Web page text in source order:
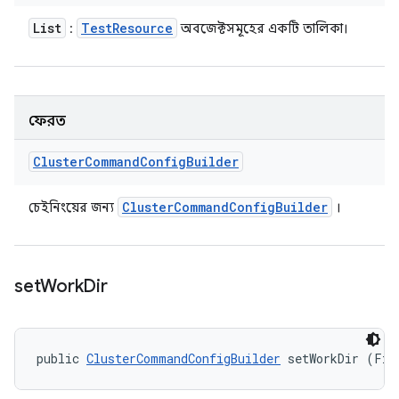
List : TestResource অবজেক্টসমূহের একটি তালিকা।
ফেরত
ClusterCommandConfigBuilder
চেইনিংয়ের জন্য ClusterCommandConfigBuilder ।
setWorkDir
public ClusterCommandConfigBuilder setWorkDir